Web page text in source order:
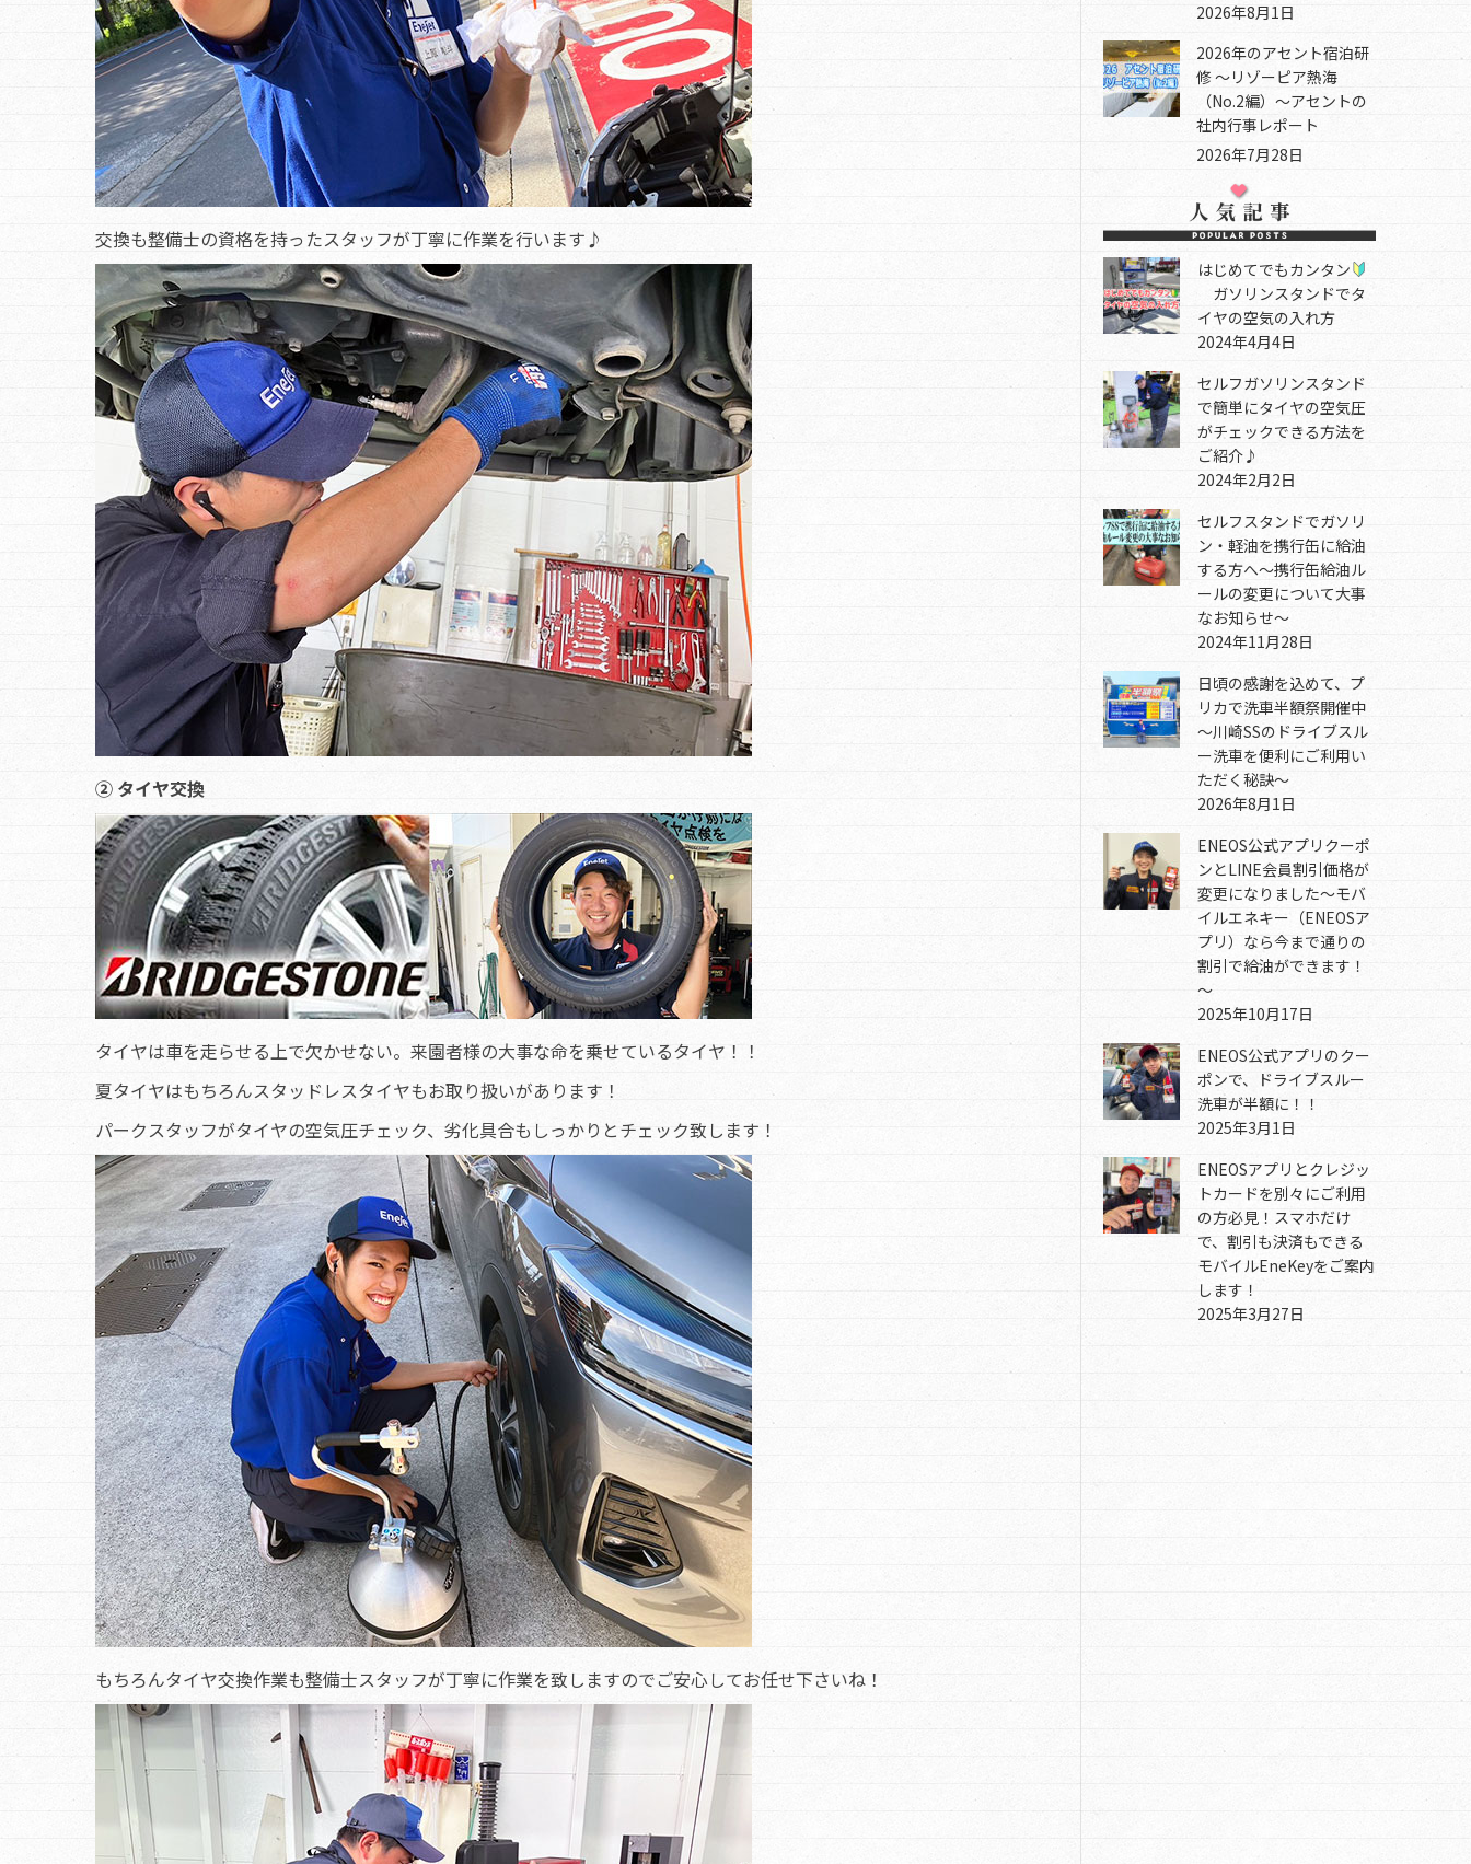
交換も整備士の資格を持ったスタッフが丁寧に作業を行います♪
② タイヤ交換
タイヤは車を走らせる上で欠かせない。来園者様の大事な命を乗せているタイヤ！！
夏タイヤはもちろんスタッドレスタイヤもお取り扱いがあります！
パークスタッフがタイヤの空気圧チェック、劣化具合もしっかりとチェック致します！
もちろんタイヤ交換作業も整備士スタッフが丁寧に作業を致しますのでご安心してお任せ下さいね！
2026年8月1日
2026年のアセント宿泊研
修 ～リゾーピア熱海
（No.2編）～アセントの
社内行事レポート
2026年7月28日
はじめてでもカンタン
ガソリンスタンドでタ
イヤの空気の入れ方
2024年4月4日
セルフガソリンスタンド
で簡単にタイヤの空気圧
がチェックできる方法を
ご紹介♪
2024年2月2日
セルフスタンドでガソリ
ン・軽油を携行缶に給油
する方へ～携行缶給油ル
ールの変更について大事
なお知らせ～
2024年11月28日
日頃の感謝を込めて、プ
リカで洗車半額祭開催中
～川崎SSのドライブスル
ー洗車を便利にご利用い
ただく秘訣～
2026年8月1日
ENEOS公式アプリクーポ
ンとLINE会員割引価格が
変更になりました～モバ
イルエネキー（ENEOSア
プリ）なら今まで通りの
割引で給油ができます！
～
2025年10月17日
ENEOS公式アプリのクー
ポンで、ドライブスルー
洗車が半額に！！
2025年3月1日
ENEOSアプリとクレジッ
トカードを別々にご利用
の方必見！スマホだけ
で、割引も決済もできる
モバイルEneKeyをご案内
します！
2025年3月27日